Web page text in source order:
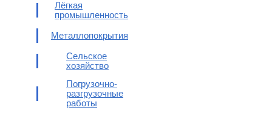
Лёгкая
промышленность
Металлопокрытия
Сельское
хозяйство
Погрузочно-
разгрузочные
работы